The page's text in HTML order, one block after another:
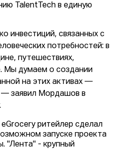
TalentTech в единую
инвестиций, связанных с
потребностей: в
путешествиях,
Мы думаем о создании
на этих активах —
— заявил Мордашов в
ритейлер сделал
запуске проекта
"Лента" - крупный